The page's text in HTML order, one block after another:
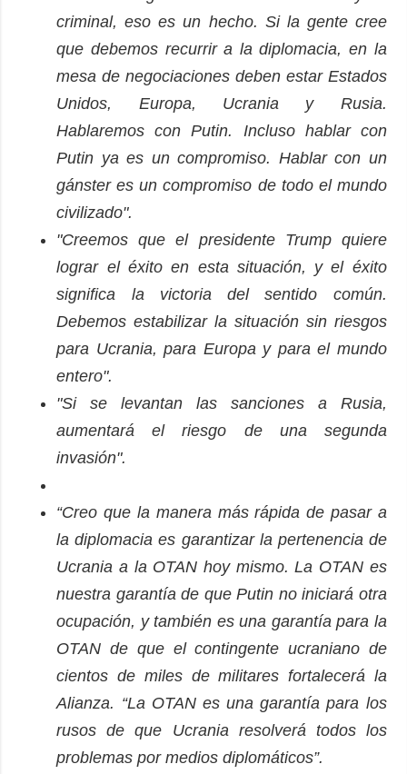
criminal, eso es un hecho. Si la gente cree
que debemos recurrir a la diplomacia, en la
mesa de negociaciones deben estar Estados
Unidos, Europa, Ucrania y Rusia.
Hablaremos con Putin. Incluso hablar con
Putin ya es un compromiso. Hablar con un
gánster es un compromiso de todo el mundo
civilizado".
"Creemos que el presidente Trump quiere
lograr el éxito en esta situación, y el éxito
significa la victoria del sentido común.
Debemos estabilizar la situación sin riesgos
para Ucrania, para Europa y para el mundo
entero".
"Si se levantan las sanciones a Rusia,
aumentará el riesgo de una segunda
invasión".
“Creo que la manera más rápida de pasar a
la diplomacia es garantizar la pertenencia de
Ucrania a la OTAN hoy mismo. La OTAN es
nuestra garantía de que Putin no iniciará otra
ocupación, y también es una garantía para la
OTAN de que el contingente ucraniano de
cientos de miles de militares fortalecerá la
Alianza. “La OTAN es una garantía para los
rusos de que Ucrania resolverá todos los
problemas por medios diplomáticos”.